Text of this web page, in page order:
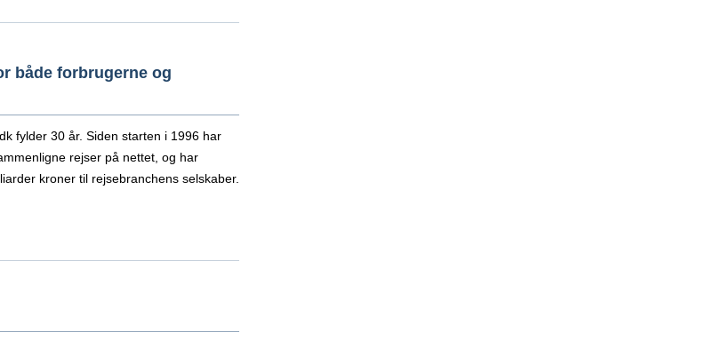
både forbrugerne og
fylder 30 år. Siden starten i 1996 har
rejser på nettet, og har
kroner til rejsebranchens selskaber.